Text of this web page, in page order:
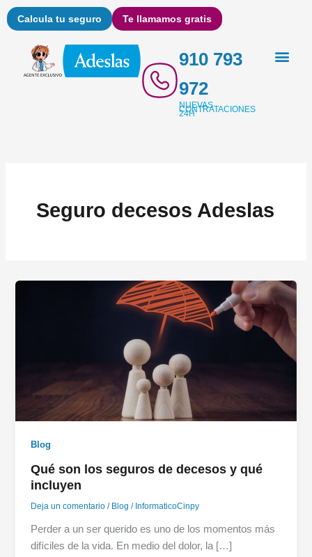
Calcula tu seguro Te llamamos gratis
910 793
972
NUEVAS
CONTRATACIONES
24H
Seguro decesos Adeslas
Blog
Qué son los seguros de decesos y qué
incluyen
Deja un comentario / Blog / InformaticoCinpy
Perder a un ser querido es uno de los momentos más
difíciles de la vida. En medio del dolor, la […]